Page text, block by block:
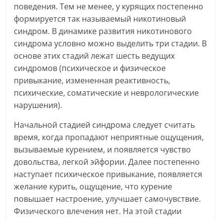
поведения. Тем не менее, у курящих постепенно
формируется так называемый никотиновый
синдром. В динамике развития никотинового
синдрома условно можно выделить три стадии. В
основе этих стадий лежат шесть ведущих
синдромов (психическое и физическое
привыкание, измененная реактивность,
психические, соматические и неврологические
нарушения).
Начальной стадией синдрома следует считать
время, когда пропадают неприятные ощущения,
вызываемые курением, и появляется чувство
довольства, легкой эйфории. Далее постепенно
наступает психическое привыкание, появляется
желание курить, ощущение, что курение
повышает настроение, улучшает самочувствие.
Физического влечения нет. На этой стадии